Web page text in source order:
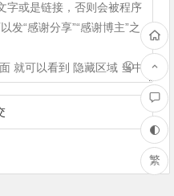
繁